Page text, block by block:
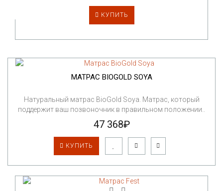
КУПИТЬ
МАТРАС BIOGOLD SOYA
Натуральный матрас BioGold Soya. Матрас, который
поддержит ваш позвоночник в правильном положении..
47 368₽
КУПИТЬ